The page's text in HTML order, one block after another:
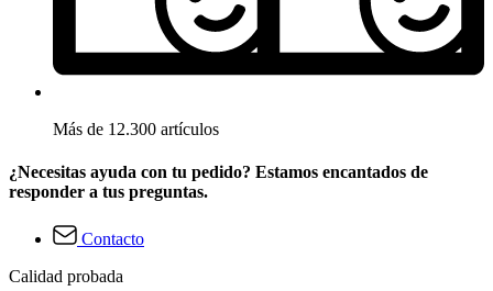
Más de 12.300 artículos
¿Necesitas ayuda con tu pedido? Estamos encantados de
responder a tus preguntas.
Contacto
Calidad probada